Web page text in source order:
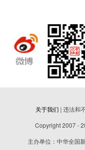
关于我们 | 违法和
Copyright 2007 -
主办单位：中华全